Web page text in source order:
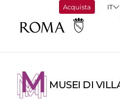
Acquista
MUSEI DI